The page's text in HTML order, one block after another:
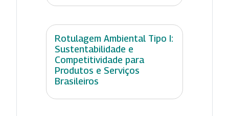
Rotulagem Ambiental Tipo I:
Sustentabilidade e
Competitividade para
Produtos e Serviços
Brasileiros